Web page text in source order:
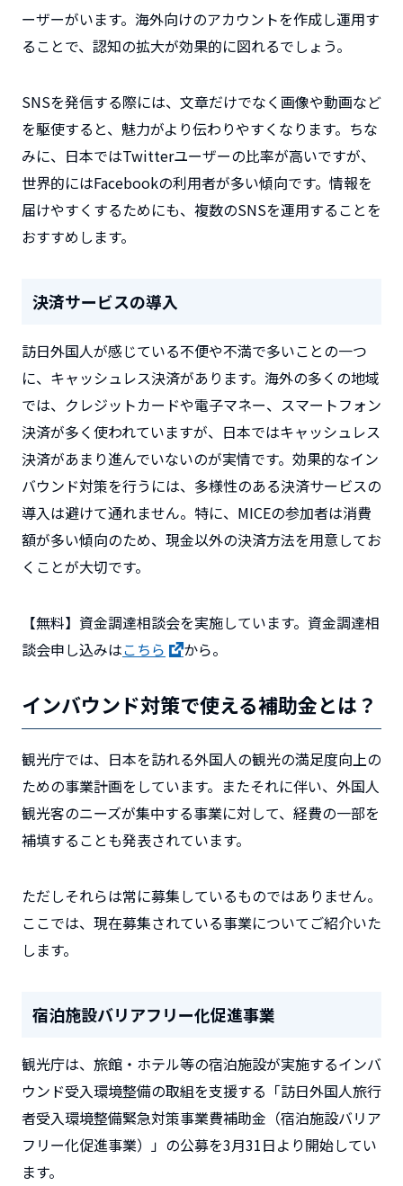
ーザーがいます。海外向けのアカウントを作成し運用す
ることで、認知の拡大が効果的に図れるでしょう。
SNSを発信する際には、文章だけでなく画像や動画など
を駆使すると、魅力がより伝わりやすくなります。ちな
みに、日本ではTwitterユーザーの比率が高いですが、
世界的にはFacebookの利用者が多い傾向です。情報を
届けやすくするためにも、複数のSNSを運用することを
おすすめします。
決済サービスの導入
訪日外国人が感じている不便や不満で多いことの一つ
に、キャッシュレス決済があります。海外の多くの地域
では、クレジットカードや電子マネー、スマートフォン
決済が多く使われていますが、日本ではキャッシュレス
決済があまり進んでいないのが実情です。効果的なイン
バウンド対策を行うには、多様性のある決済サービスの
導入は避けて通れません。特に、MICEの参加者は消費
額が多い傾向のため、現金以外の決済方法を用意してお
くことが大切です。
【無料】資金調達相談会を実施しています。資金調達相
談会申し込みはこちら から。
インバウンド対策で使える補助金とは？
観光庁では、日本を訪れる外国人の観光の満足度向上の
ための事業計画をしています。またそれに伴い、外国人
観光客のニーズが集中する事業に対して、経費の一部を
補填することも発表されています。
ただしそれらは常に募集しているものではありません。
ここでは、現在募集されている事業についてご紹介いた
します。
宿泊施設バリアフリー化促進事業
観光庁は、旅館・ホテル等の宿泊施設が実施するインバ
ウンド受入環境整備の取組を支援する「訪日外国人旅行
者受入環境整備緊急対策事業費補助金（宿泊施設バリア
フリー化促進事業）」の公募を3月31日より開始してい
ます。